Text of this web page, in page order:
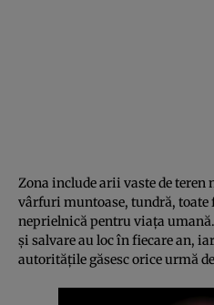
Zona include arii vaste de teren
vârfuri muntoase, tundră, toate
neprielnică pentru viaţa
şi salvare au loc în fiecare an,
autorităţile găsesc orice urmă